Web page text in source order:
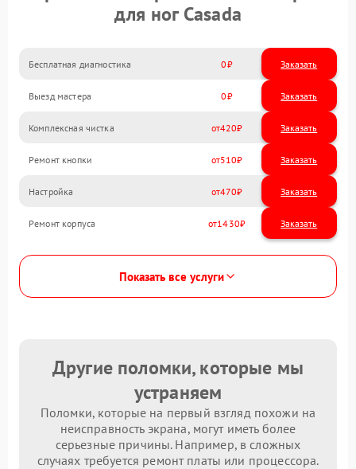
для ног Casada
Бесплатная диагностика 0 Заказать
Выезд мастера 0 Заказать
Комплексная чистка 420
Ремонт кнопки 510
Настройка 470
Ремонт корпуса 1430
Показать все услуги
Другие поломки, которые мы
устраняем
Поломки, которые на первый взгляд похожи на
неисправность экрана, могут иметь более
серьезные причины. Например, в сложных
случаях требуется ремонт платы или процессора.